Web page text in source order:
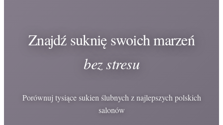
Znajdź suknię swoich marzeń
bez stresu
Porównuj tysiące sukien ślubnych z najlepszych polskich
salonów